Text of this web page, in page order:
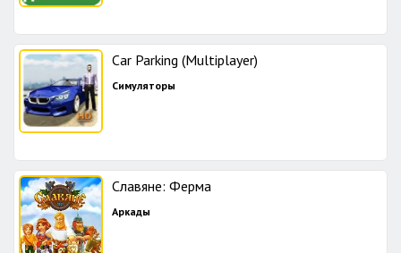
Car Parking (Multiplayer)
Симуляторы
Славяне: Ферма
Аркады